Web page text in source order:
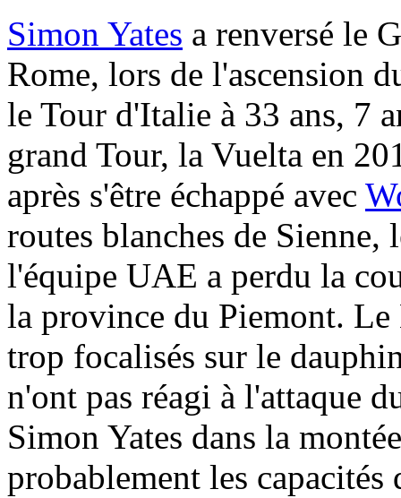
Simon Yates a renversé le
Rome, lors de l'ascension
le Tour d'Italie à 33 ans, 7
grand Tour, la Vuelta en
après s'être échappé avec
routes blanches de Sienne,
l'équipe UAE a perdu la
la province du Piemont.
trop focalisés sur le
n'ont pas réagi à l'attaque
Simon Yates dans la
probablement les